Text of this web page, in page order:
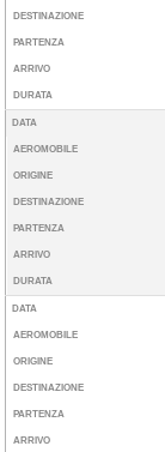
DESTINAZIONE
PARTENZA
ARRIVO
DURATA
DATA
AEROMOBILE
ORIGINE
DESTINAZIONE
PARTENZA
ARRIVO
DURATA
DATA
AEROMOBILE
ORIGINE
DESTINAZIONE
PARTENZA
ARRIVO